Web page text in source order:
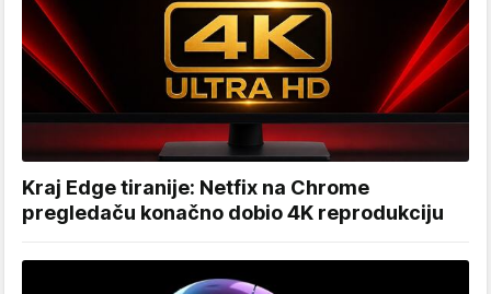
Kraj Edge tiranije: Netfix na Chrome
pregledaču konačno dobio 4K reprodukciju